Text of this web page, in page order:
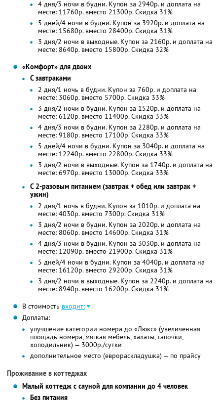
4 дня/3 ночи в будни. Купон за 2940р. и доплата на
месте: 11760р. вместо 21300р. Скидка 31%
5 дней/4 ночи в будни. Купон за 3920р. и доплата на
месте: 15680р. вместо 28400р. Скидка 31%
3 дня/2 ночи в выходные. Купон за 2160р. и доплата на
месте: 8640р. вместо 15800р. Скидка 32%
«Комфорт» для двоих
С завтраками
2 дня/1 ночь в будни. Купон за 760р. и доплата на
месте: 3060р. вместо 5700р. Скидка 33%
3 дня/2 ночи в будни. Купон за 1520р. и доплата на
месте: 6120р. вместо 11400р. Скидка 33%
4 дня/3 ночи в будни. Купон за 2280р. и доплата на
месте: 9180р. вместо 17100р. Скидка 33%
5 дней/4 ночи в будни. Купон за 3040р. и доплата на
месте: 12240р. вместо 22800р. Скидка 33%
3 дня/2 ночи в выходные. Купон за 1740р. и доплата на
месте: 6970р. вместо 13000р. Скидка 33%
С 2-разовым питанием (завтрак + обед или завтрак +
ужин)
2 дня/1 ночь в будни. Купон за 1010р. и доплата на
месте: 4030р. вместо 7300р. Скидка 31%
3 дня/2 ночи в будни. Купон за 2020р. и доплата на
месте: 8060р. вместо 14600р. Скидка 31%
4 дня/3 ночи в будни. Купон за 3030р. и доплата на
месте: 12090р. вместо 21900р. Скидка 31%
5 дней/4 ночи в будни. Купон за 4040р. и доплата на
месте: 16120р. вместо 29200р. Скидка 31%
3 дня/2 ночи в выходные. Купон за 2240р. и доплата на
месте: 8940р. вместо 16200р. Скидка 31%
В стоимость входит:
Доплаты:
улучшение категории номера до «Люкс» (увеличенная
площадь номера, мягкая мебель, халаты, тапочки,
холодильник) — 3000р./сутки
дополнительное место (еврораскладушка) — по прайсу
Проживание в коттеджах
Малый коттедж с сауной для компании до 4 человек
Без питания